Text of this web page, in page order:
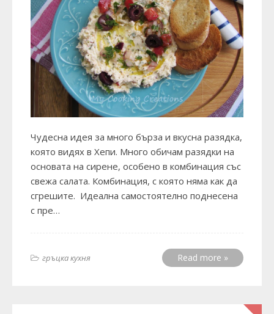
Чудесна идея за много бърза и вкусна разядка,
която видях в Хепи. Много обичам разядки на
основата на сирене, особено в комбинация със
свежа салата. Комбинация, с която няма как да
сгрешите. Идеална самостоятелно поднесена
с пре…
гръцка кухня Read more »